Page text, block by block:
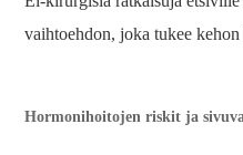
vaihtoehdon, joka tukee
Hormonihoitojen riskit ja